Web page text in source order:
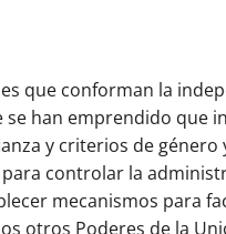
que conforman la
han emprendido que
y criterios de género
controlar la
mecanismos para
otros Poderes de la